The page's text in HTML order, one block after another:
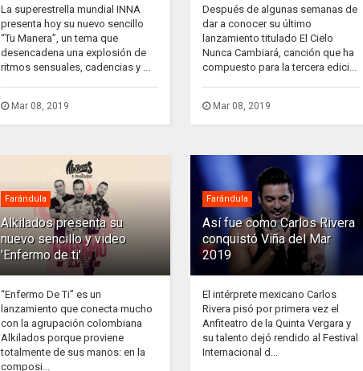
La superestrella mundial INNA
presenta hoy su nuevo sencillo
“Tu Manera”, un tema que
desencadena una explosión de
ritmos sensuales, cadencias y ...
Mar 08, 2019
Después de algunas semanas de
dar a conocer su último
lanzamiento titulado El Cielo
Nunca Cambiará, canción que ha
compuesto para la tercera edici...
Mar 08, 2019
Farándula
Alkilados presenta su
nuevo sencillo y video
'Enfermo de ti'
“Enfermo De Ti” es un
lanzamiento que conecta mucho
con la agrupación colombiana
Alkilados porque proviene
totalmente de sus manos: en la
composi...
Farándula
Así fue como Carlos Rivera
conquistó Viña del Mar
2019
El intérprete mexicano Carlos
Rivera pisó por primera vez el
Anfiteatro de la Quinta Vergara y
su talento dejó rendido al Festival
Internacional d...